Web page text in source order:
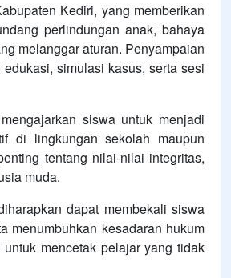
Kediri, yang memberikan
perlindungan anak, bahaya
melanggar aturan. Penyampaian
simulasi kasus, serta sesi
siswa untuk menjadi
di lingkungan sekolah maupun
tentang nilai-nilai integritas,
muda.
dapat membekali siswa
menumbuhkan kesadaran hukum
mencetak pelajar yang tidak